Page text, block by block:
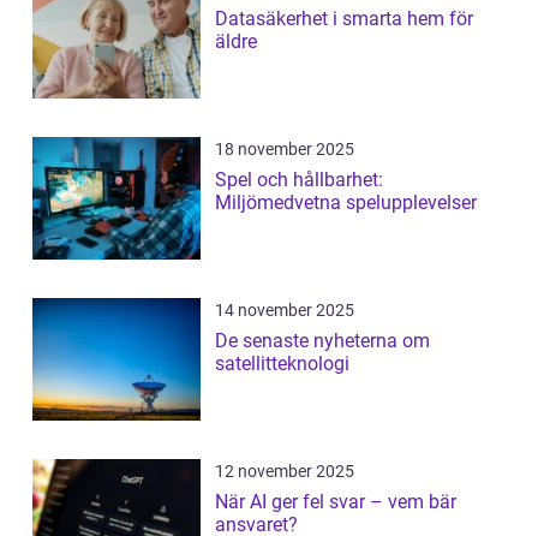
Datasäkerhet i smarta hem för
äldre
18 november 2025
Spel och hållbarhet:
Miljömedvetna spelupplevelser
14 november 2025
De senaste nyheterna om
satellitteknologi
12 november 2025
När AI ger fel svar – vem bär
ansvaret?